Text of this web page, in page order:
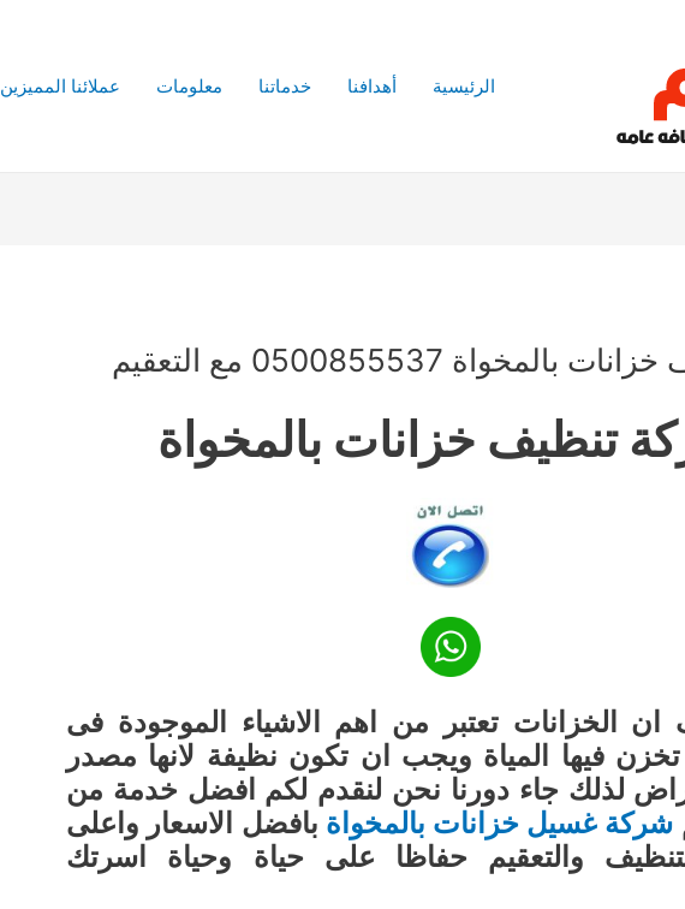
الرئيسية أهدافنا خدماتنا معلومات عملائنا المميزين
0500855537 مع التعقيم
تنظيف خزانات بالمخواة
الخزانات تعتبر من اهم الاشياء الموجودة فى
تخزن فيها المياة ويجب ان تكون نظيفة لانها مصدر
لذلك جاء دورنا نحن لنقدم لكم افضل خدمة من
شركة غسيل خزانات بالمخواة بافضل الاسعار واعلى
والتعقيم حفاظا على حياة وحياة اسرتك